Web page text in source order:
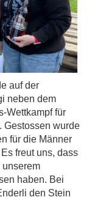
auf der
neben dem
Wettkampf für
Gestossen wurde
für die Männer
freut uns, dass
unserem
haben. Bei
den Stein